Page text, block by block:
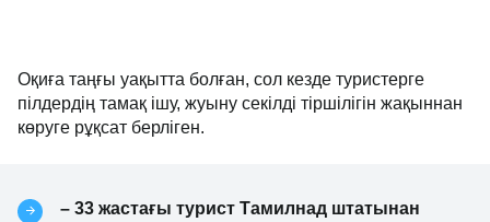
Оқиға таңғы уақытта болған, сол кезде туристерге
пілдердің тамақ ішу, жуыну секілді тіршілігін жақыннан
көруге рұқсат берліген.
– 33 жастағы турист Тамилнад штатынан